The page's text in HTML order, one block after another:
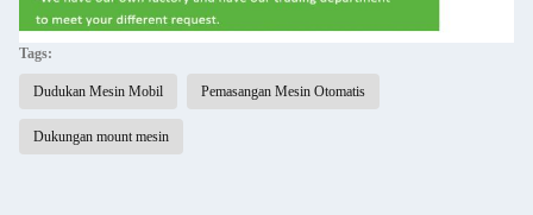
Tags:
Dudukan Mesin Mobil Pemasangan Mesin Otomatis
Dukungan mount mesin